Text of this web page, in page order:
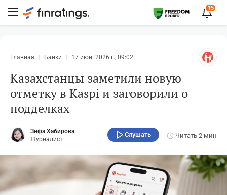
15
Главная Банки 17 июн. 2026 г., 09:02
Казахстанцы заметили новую
отметку в Kaspi и заговорили о
подделках
Зифа Хабирова
Журналист
Слушать Читать 2 мин